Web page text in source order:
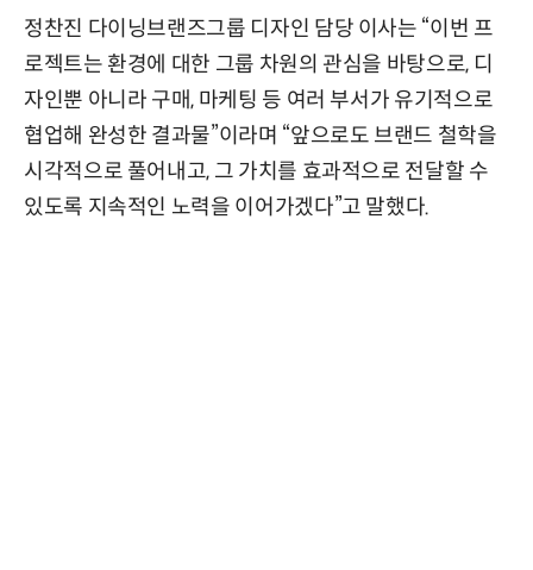
정찬진 다이닝브랜즈그룹 디자인 담당 이사는 “이번 프
로젝트는 환경에 대한 그룹 차원의 관심을 바탕으로, 디
자인뿐 아니라 구매, 마케팅 등 여러 부서가 유기적으로
협업해 완성한 결과물”이라며 “앞으로도 브랜드 철학을
시각적으로 풀어내고, 그 가치를 효과적으로 전달할 수
있도록 지속적인 노력을 이어가겠다”고 말했다.